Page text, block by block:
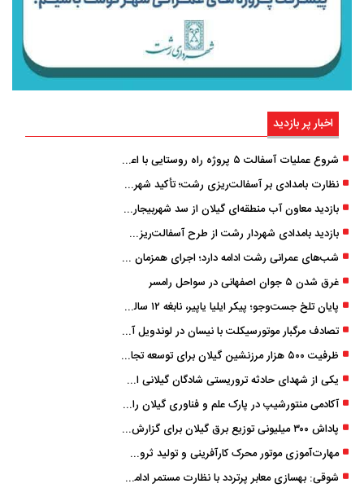
اخبار پر بازدید
شروع عملیات آسفالت ۵ پروژه راه ‌روستایی با اعتبار ۳۷۰ میلیاردی در گیلان
نظارت بامدادی بر آسفالت‌ریزی رشت؛ تأکید شهردار و بازرس کل بر کیفیت اجرای پروژه‌ها
بازدید معاون آب منطقه‌ای گیلان از سد شهربیجار برای تداوم تأمین آب شرب استان
بازدید بامدادی شهردار رشت از طرح آسفالت‌ریزی گسترده در مناطق پنج‌گانه
شب‌های عمرانی رشت ادامه دارد؛ اجرای همزمان آسفالت‌ریزی در پنج منطقه شهری
غرق شدن ۵ جوان اصفهانی در سواحل رامسر
پایان تلخ جست‌وجو؛ پیکر ایلیا یاپیر، نابغه ۱۲ ساله لاهیجانی پیدا شد
تصادف مرگبار موتورسیکلت با نیسان در لوندویل آستارا/ انتقال مصدوم با اورژانس هوایی به رشت
ظرفیت ۵۰۰ هزار مرزنشین گیلان برای توسعه تجارت فعال می‌شود
یکی از شهدای حادثه تروریستی شادگان گیلانی است/ شهادت «سینا سیاه‌ نژاد» در درگیری با اشرار مسلح
آکادمی منتورشیپ در پارک علم و فناوری گیلان راه‌اندازی شد
پاداش ۳۰۰ میلیونی توزیع برق گیلان برای گزارش ماینرهای غیرمجاز
مهارت‌آموزی موتور محرک کارآفرینی و تولید ثروت است
شوقی: بهسازی معابر پرتردد با نظارت مستمر ادامه دارد